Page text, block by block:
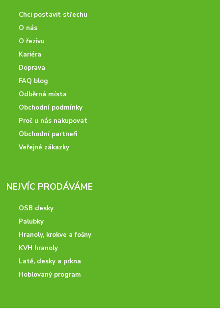
Chci postavit střechu
O nás
O řezivu
Kariéra
Doprava
FAQ blog
Odběrná místa
Obchodní podmínky
Proč u nás nakupovat
Obchodní partneři
Veřejné zákazky
NEJVÍC PRODÁVÁME
OSB desky
Palubky
Hranoly, krokve a fošny
KVH hranoly
Latě, desky a prkna
Hoblovaný program